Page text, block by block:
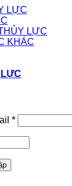
LỰC
LỰC
KHÁC
*